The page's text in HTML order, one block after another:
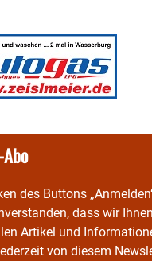
des Buttons
dass wir
Artikel und
von diesem